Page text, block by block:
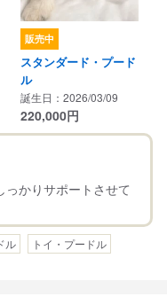
販売中
スタンダード・プード
ル
誕生日：2026/03/09
220,000円
かりサポートさせて
ル トイ・プードル